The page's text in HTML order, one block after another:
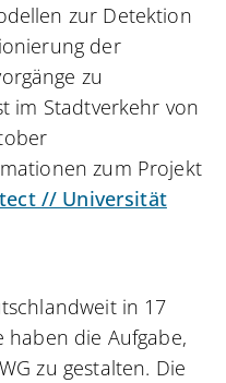
zur Detektion
der
zu
im Stadtverkehr von
zum Projekt
// Universität
in 17
haben die Aufgabe,
zu gestalten. Die